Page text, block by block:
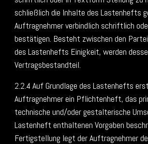
schließlich die Inhalte des Lastenhefts
Auftragnehmer verbindlich schriftlich
bestätigen. Besteht zwischen den
des Lastenhefts Einigkeit, werden
Vertragsbestandteil.
2.2.4 Auf Grundlage des Lastenhefts
Auftragnehmer ein Pflichtenheft, das
technische und/oder gestalterische
Lastenheft enthaltenen Vorgaben
Fertigstellung legt der Auftragnehmer